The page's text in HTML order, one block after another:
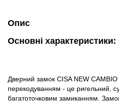
Опис
Основні характеристики:
Дверний замок CISA NEW
перекодуванням - це ригельний,
багатоточковим замиканням.